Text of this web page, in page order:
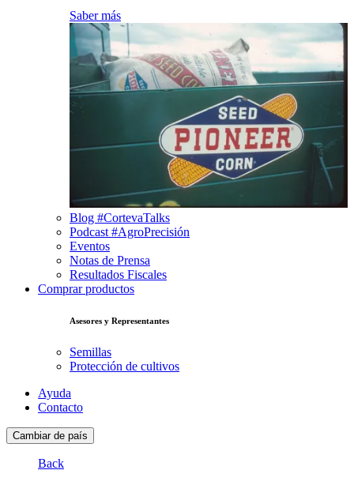
Saber más
Blog #CortevaTalks
Podcast #AgroPrecisión
Eventos
Notas de Prensa
Resultados Fiscales
Comprar productos
Asesores y Representantes
Semillas
Protección de cultivos
Ayuda
Contacto
Cambiar de país
Back